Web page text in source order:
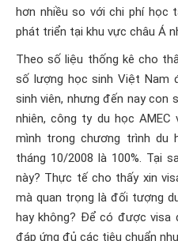
hơn nhiều so với chi phí
phát triển tại khu vực châu Á
Theo số liệu thống kê cho
số lượng học sinh Việt Nam
sinh viên, nhưng đến nay con
nhiên, công ty du học
mình trong chương trình du
tháng 10/2008 là 100%. Tại
này? Thực tế cho thấy xin
mà quan trọng là đối tượng
hay không? Để có được visa
đáp ứng đủ các tiêu chuẩn